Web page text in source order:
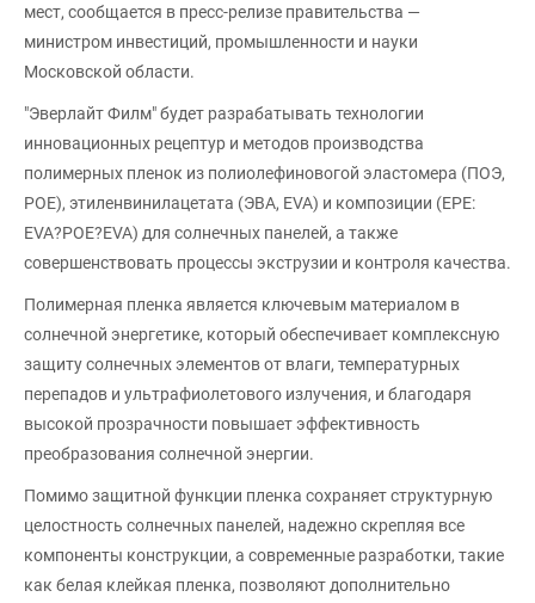
мест, сообщается в пресс-релизе правительства —
министром инвестиций, промышленности и науки
Московской области.
"Эверлайт Филм" будет разрабатывать технологии
инновационных рецептур и методов производства
полимерных пленок из полиолефиновогой эластомера (ПОЭ,
POE), этиленвинилацетата (ЭВА, EVA) и композиции (EPE:
EVA?POE?EVA) для солнечных панелей, а также
совершенствовать процессы экструзии и контроля качества.
Полимерная пленка является ключевым материалом в
солнечной энергетике, который обеспечивает комплексную
защиту солнечных элементов от влаги, температурных
перепадов и ультрафиолетового излучения, и благодаря
высокой прозрачности повышает эффективность
преобразования солнечной энергии.
Помимо защитной функции пленка сохраняет структурную
целостность солнечных панелей, надежно скрепляя все
компоненты конструкции, а современные разработки, такие
как белая клейкая пленка, позволяют дополнительно